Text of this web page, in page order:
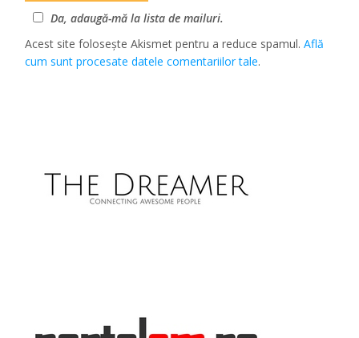
Da, adaugă-mă la lista de mailuri.
Acest site folosește Akismet pentru a reduce spamul.Află
cum sunt procesate datele comentariilor tale.